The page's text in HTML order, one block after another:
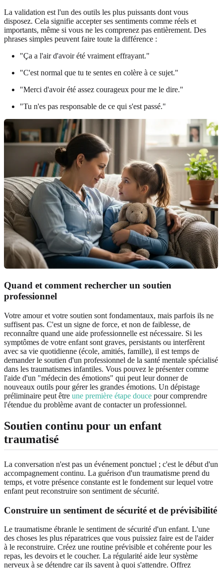
La validation est l'un des outils les plus puissants dont vous
disposez. Cela signifie accepter ses sentiments comme réels et
importants, même si vous ne les comprenez pas entièrement. Des
phrases simples peuvent faire toute la différence :
"Ça a l'air d'avoir été vraiment effrayant."
"C'est normal que tu te sentes en colère à ce sujet."
"Merci d'avoir été assez courageux pour me le dire."
"Tu n'es pas responsable de ce qui s'est passé."
Quand et comment rechercher un soutien
professionnel
Votre amour et votre soutien sont fondamentaux, mais parfois ils ne
suffisent pas. C'est un signe de force, et non de faiblesse, de
reconnaître quand une aide professionnelle est nécessaire. Si les
symptômes de votre enfant sont graves, persistants ou interfèrent
avec sa vie quotidienne (école, amitiés, famille), il est temps de
demander le soutien d'un professionnel de la santé mentale spécialisé
dans les traumatismes infantiles. Vous pouvez le présenter comme
l'aide d'un "médecin des émotions" qui peut leur donner de
nouveaux outils pour gérer les grandes émotions. Un dépistage
préliminaire peut être une première étape douce pour comprendre
l'étendue du problème avant de contacter un professionnel.
Soutien continu pour un enfant
traumatisé
La conversation n'est pas un événement ponctuel ; c'est le début d'un
accompagnement continu. La guérison d'un traumatisme prend du
temps, et votre présence constante est le fondement sur lequel votre
enfant peut reconstruire son sentiment de sécurité.
Construire un sentiment de sécurité et de prévisibilité
Le traumatisme ébranle le sentiment de sécurité d'un enfant. L'une
des choses les plus réparatrices que vous puissiez faire est de l'aider
à le reconstruire. Créez une routine prévisible et cohérente pour les
repas, les devoirs et le coucher. La régularité aide leur système
nerveux à se détendre car ils savent à quoi s'attendre. Offrez